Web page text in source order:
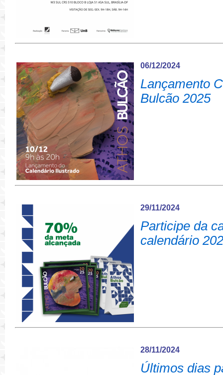
06/12/2024
Lançamento
Bulcão 2025
29/11/2024
Participe da
calendário
28/11/2024
Últimos dias